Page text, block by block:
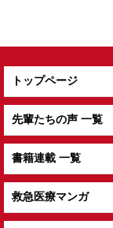
トップページ
先輩たちの声 一覧
書籍連載 一覧
救急医療マンガ